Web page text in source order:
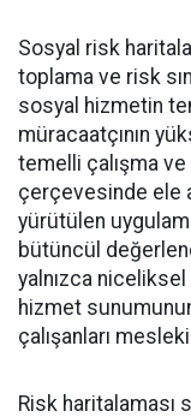
Sosyal risk
toplama ve risk
sosyal hizmetin
müracaatçının
temelli çalışma ve
çerçevesinde ele
yürütülen
bütüncül
yalnızca
hizmet
çalışanları
Risk haritalaması